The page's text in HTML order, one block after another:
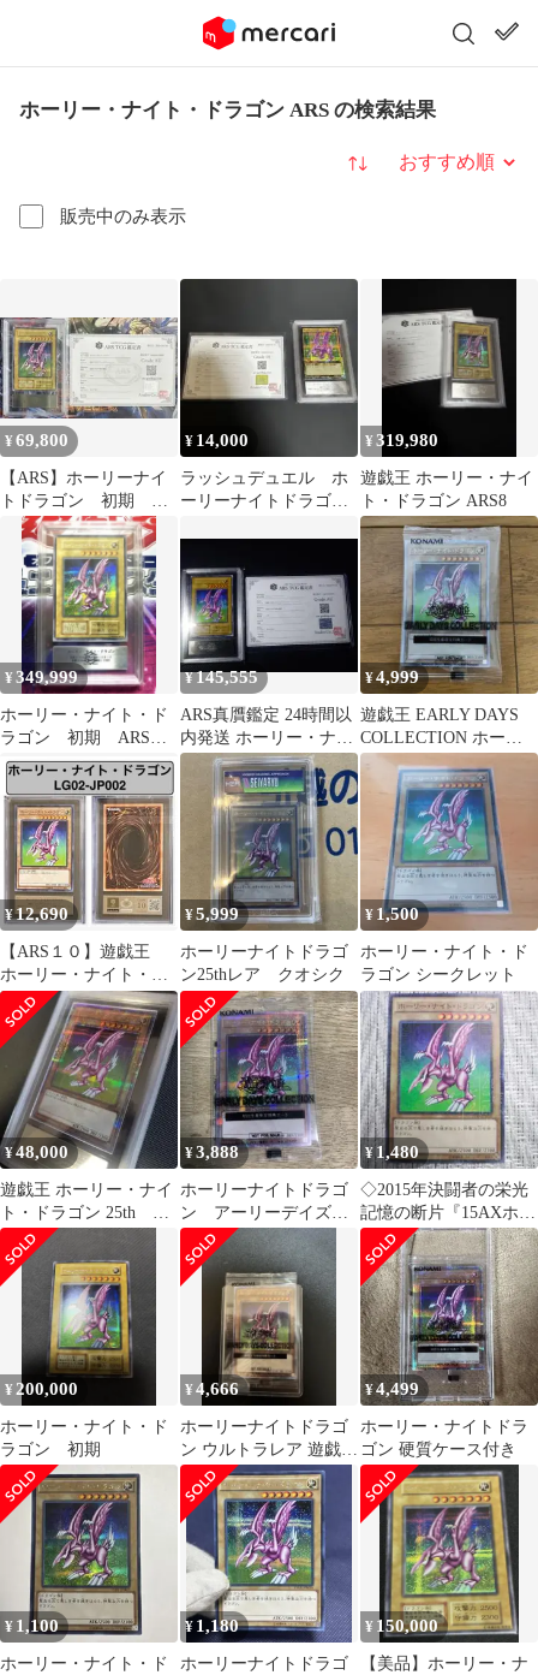
ホーリー・ナイト・ドラゴン ARS の検索結果
販売中のみ表示
並び替え
¥69,800
【ARS】ホーリーナイ
トドラゴン 初期 シ
ークレット AU 真贋
のみ
¥ 14,000
ラッシュデュエル ホ
ーリーナイトドラゴ
¥319,980
遊戯王 ホーリー・ナイ
ト・ドラゴン ARS8
¥349,999
ホーリー・ナイト・ド
ラゴン 初期 ARS鑑
定 GRADE 8 美品 鑑
定書付き
¥145,555
ARS真贋鑑定 24時間以
内発送 ホーリー・ナイ
ト・ドラゴン 初期 シー
クレット
¥4,999
遊戯王 EARLY DAYS
COLLECTION ホーリ
ー・ナイト・ドラゴン
¥12,690
【ARS１０】遊戯王
ホーリー・ナイト・ド
ラゴン LG02-JP002•鑑
定書付
¥5,999
ホーリーナイトドラゴ
ン25thレア クオシク
¥ 1,500
ホーリー・ナイト・ド
ラゴン シークレット
¥48,000
遊戯王 ホーリー・ナイ
ト・ドラゴン 25th
ARS10+
¥3,888
ホーリーナイトドラゴ
ン アーリーデイズコ
レクション 初期生産限
定特典カード
¥ 1,480
◇2015年決闘者の栄光
記憶の断片『15AXホー
リーナイトドラゴン』
ミレニアム
¥ 200,000
ホーリー・ナイト・ド
ラゴン 初期
¥4,666
ホーリーナイトドラゴ
ン ウルトラレア 遊戯
王 プリズマ
¥4,499
ホーリー・ナイトドラ
ゴン 硬質ケース付き
¥ 1,100
ホーリー・ナイト・ド
¥ 1,180
ホーリーナイトドラゴ
¥ 150,000
【美品】ホーリー・ナ